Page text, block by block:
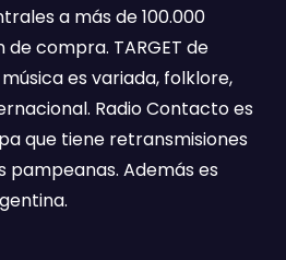
a más de 100.000
compra. TARGET de
música es variada, folklore,
Radio Contacto es
que tiene retransmisiones
pampeanas. Además es